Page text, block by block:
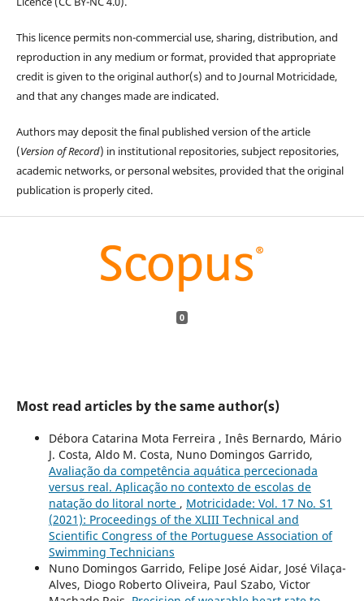
This licence permits non-commercial use, sharing, distribution, and
reproduction in any medium or format, provided that appropriate
credit is given to the original author(s) and to Journal Motricidade,
and that any changes made are indicated.
Authors may deposit the final published version of the article
(Version of Record) in institutional repositories, subject repositories,
academic networks, or personal websites, provided that the original
publication is properly cited.
0
Most read articles by the same author(s)
Débora Catarina Mota Ferreira , Inês Bernardo, Mário
J. Costa, Aldo M. Costa, Nuno Domingos Garrido,
Avaliação da competência aquática percecionada
versus real. Aplicação no contexto de escolas de
natação do litoral norte , Motricidade: Vol. 17 No. S1
(2021): Proceedings of the XLIII Technical and
Scientific Congress of the Portuguese Association of
Swimming Technicians
Nuno Domingos Garrido, Felipe José Aidar, José Vilaça-
Alves, Diogo Roberto Oliveira, Paul Szabo, Victor